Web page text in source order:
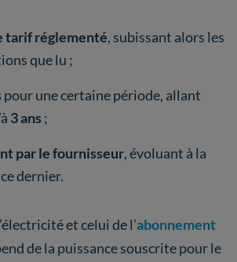
tarif réglementé, subissant alors les
que lu ;
pour une certaine période, allant
3 ans ;
par le fournisseur, évoluant à la
dernier.
et celui de l’abonnement
de la puissance souscrite pour le